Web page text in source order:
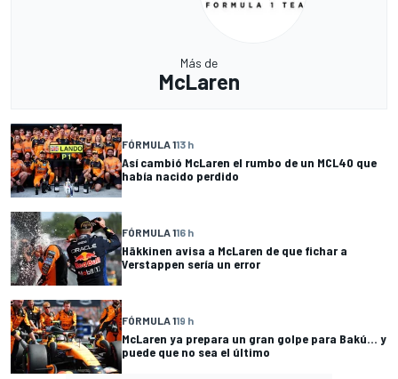
Más de
McLaren
FÓRMULA 113 h
Así cambió McLaren el rumbo de un MCL40 que
había nacido perdido
FÓRMULA 116 h
Häkkinen avisa a McLaren de que fichar a
Verstappen sería un error
FÓRMULA 119 h
McLaren ya prepara un gran golpe para Bakú... y
puede que no sea el último